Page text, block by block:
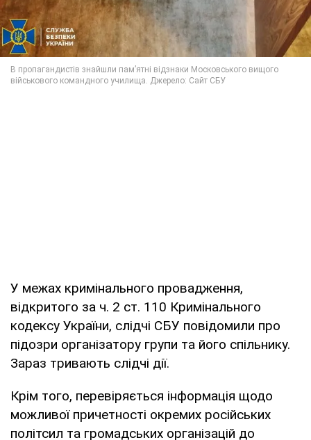
У межах кримінального провадження,
відкритого за ч. 2 ст. 110 Кримінального
кодексу України, слідчі СБУ повідомили про
підозри організатору групи та його спільнику.
Зараз тривають слідчі дії.
Крім того, перевіряється інформація щодо
можливої причетності окремих російських
політсил та громадських організацій до